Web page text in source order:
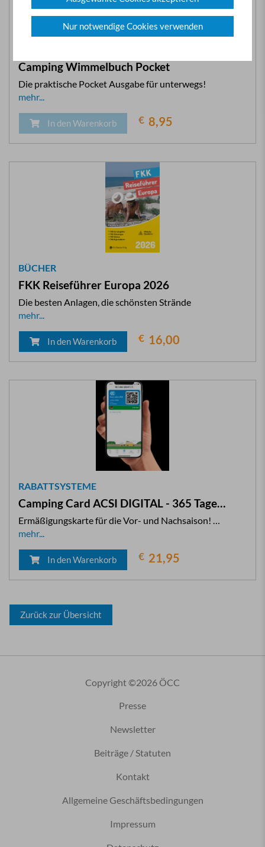
Camping Wimmelbuch Pocket
Die praktische Pocket Ausgabe für unterwegs!
mehr...
In den Warenkorb € 8,95
BÜCHER
FKK Reiseführer Europa 2026
Die besten Anlagen, die schönsten Strände
mehr...
In den Warenkorb € 16,00
RABATTSYSTEME
Camping Card ACSI DIGITAL - 365 Tage…
Ermäßigungskarte für die Vor- und Nachsaison! …
mehr...
In den Warenkorb € 21,95
Zurück zur Übersicht
Copyright ©2026 ÖCC
Presse
Newsletter
Beiträge / Statuten
Kontakt
Allgemeine Geschäftsbedingungen
Impressum
Nur notwendige Cookies verwenden